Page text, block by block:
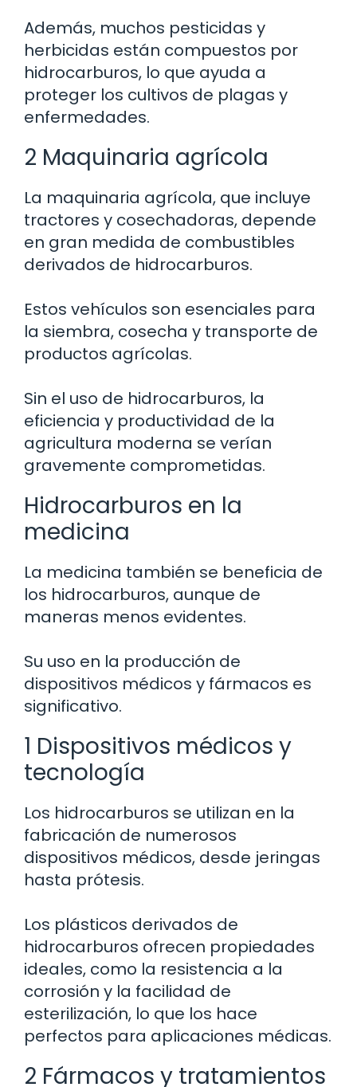
Además, muchos pesticidas y
herbicidas están compuestos por
hidrocarburos, lo que ayuda a
proteger los cultivos de plagas y
enfermedades.
2 Maquinaria agrícola
La maquinaria agrícola, que incluye
tractores y cosechadoras, depende
en gran medida de combustibles
derivados de hidrocarburos.
Estos vehículos son esenciales para
la siembra, cosecha y transporte de
productos agrícolas.
Sin el uso de hidrocarburos, la
eficiencia y productividad de la
agricultura moderna se verían
gravemente comprometidas.
Hidrocarburos en la
medicina
La medicina también se beneficia de
los hidrocarburos, aunque de
maneras menos evidentes.
Su uso en la producción de
dispositivos médicos y fármacos es
significativo.
1 Dispositivos médicos y
tecnología
Los hidrocarburos se utilizan en la
fabricación de numerosos
dispositivos médicos, desde jeringas
hasta prótesis.
Los plásticos derivados de
hidrocarburos ofrecen propiedades
ideales, como la resistencia a la
corrosión y la facilidad de
esterilización, lo que los hace
perfectos para aplicaciones médicas.
2 Fármacos y tratamientos